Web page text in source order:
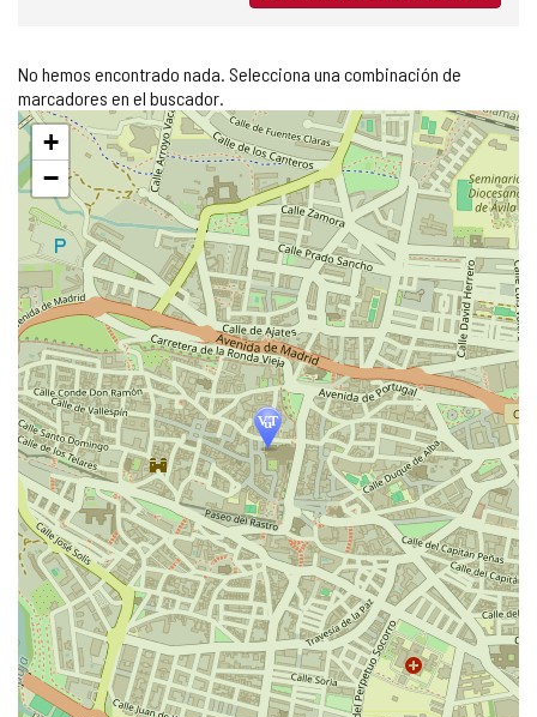
No hemos encontrado nada. Selecciona una combinación de
marcadores en el buscador.
Saltar
mapa
+
−